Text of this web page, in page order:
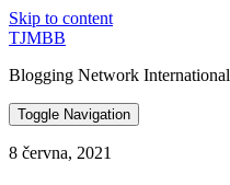
Skip to content
TJMBB
Blogging Network International
Toggle Navigation
8 června, 2021